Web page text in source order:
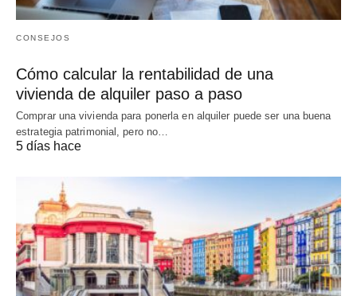
CONSEJOS
Cómo calcular la rentabilidad de una
vivienda de alquiler paso a paso
Comprar una vivienda para ponerla en alquiler puede ser una buena
estrategia patrimonial, pero no…
5 días hace